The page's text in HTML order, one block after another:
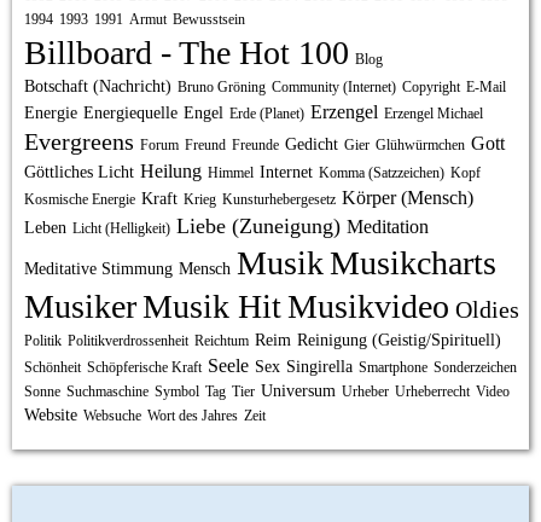
1994 1993 1991 Armut Bewusstsein
Billboard - The Hot 100 Blog
Botschaft (Nachricht) Bruno Gröning Community (Internet) Copyright E-Mail
Energie Energiequelle Engel Erde (Planet) Erzengel Erzengel Michael
Evergreens Forum Freund Freunde Gedicht Gier Glühwürmchen Gott
Göttliches Licht Heilung Himmel Internet Komma (Satzzeichen) Kopf
Kosmische Energie Kraft Krieg Kunsturhebergesetz Körper (Mensch)
Leben Licht (Helligkeit) Liebe (Zuneigung) Meditation
Meditative Stimmung Mensch MusikMusikcharts
MusikerMusik HitMusikvideo Oldies
Politik Politikverdrossenheit Reichtum Reim Reinigung (Geistig/Spirituell)
Schönheit Schöpferische Kraft Seele Sex Singirella Smartphone Sonderzeichen
Sonne Suchmaschine Symbol Tag Tier Universum Urheber Urheberrecht Video
Website Websuche Wort des Jahres Zeit